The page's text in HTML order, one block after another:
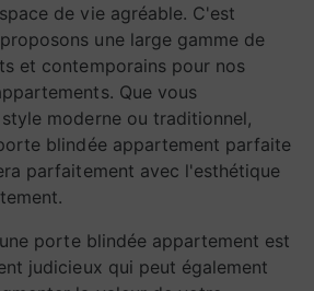
de vie agréable. C'est
une large gamme de
et contemporains pour nos
Que vous
moderne ou traditionnel,
blindée appartement parfaite
parfaitement avec l'esthétique
porte blindée appartement est
judicieux qui peut également